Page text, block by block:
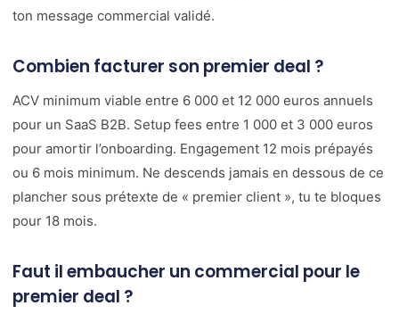
ton message commercial validé.
Combien facturer son premier deal ?
ACV minimum viable entre 6 000 et 12 000 euros annuels
pour un SaaS B2B. Setup fees entre 1 000 et 3 000 euros
pour amortir l’onboarding. Engagement 12 mois prépayés
ou 6 mois minimum. Ne descends jamais en dessous de ce
plancher sous prétexte de « premier client », tu te bloques
pour 18 mois.
Faut il embaucher un commercial pour le
premier deal ?